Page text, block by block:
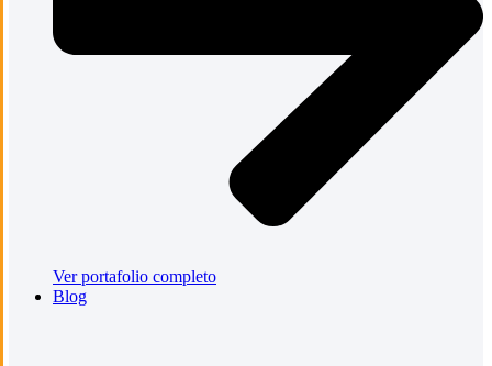
Ver portafolio completo
Blog